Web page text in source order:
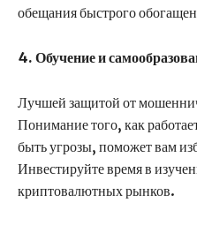
обещания быстрого
4. Обучение и
Лучшей защитой от
Понимание того, как
быть угрозы, поможет вам
Инвестируйте время в
криптовалютных рынков.